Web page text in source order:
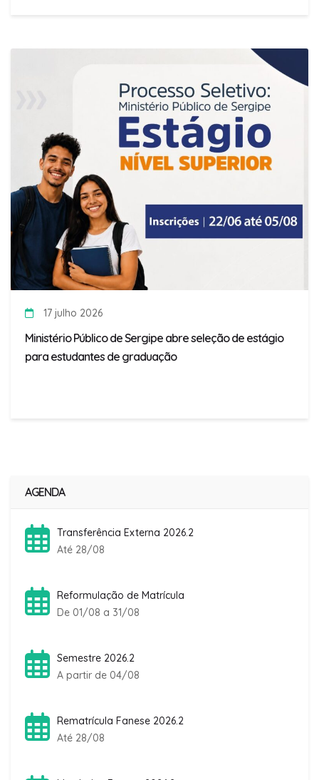
17 julho 2026
Ministério Público de Sergipe abre seleção de estágio
para estudantes de graduação
AGENDA
Transferência Externa 2026.2
Até 28/08
Reformulação de Matrícula
De 01/08 a 31/08
Semestre 2026.2
A partir de 04/08
Rematrícula Fanese 2026.2
Até 28/08